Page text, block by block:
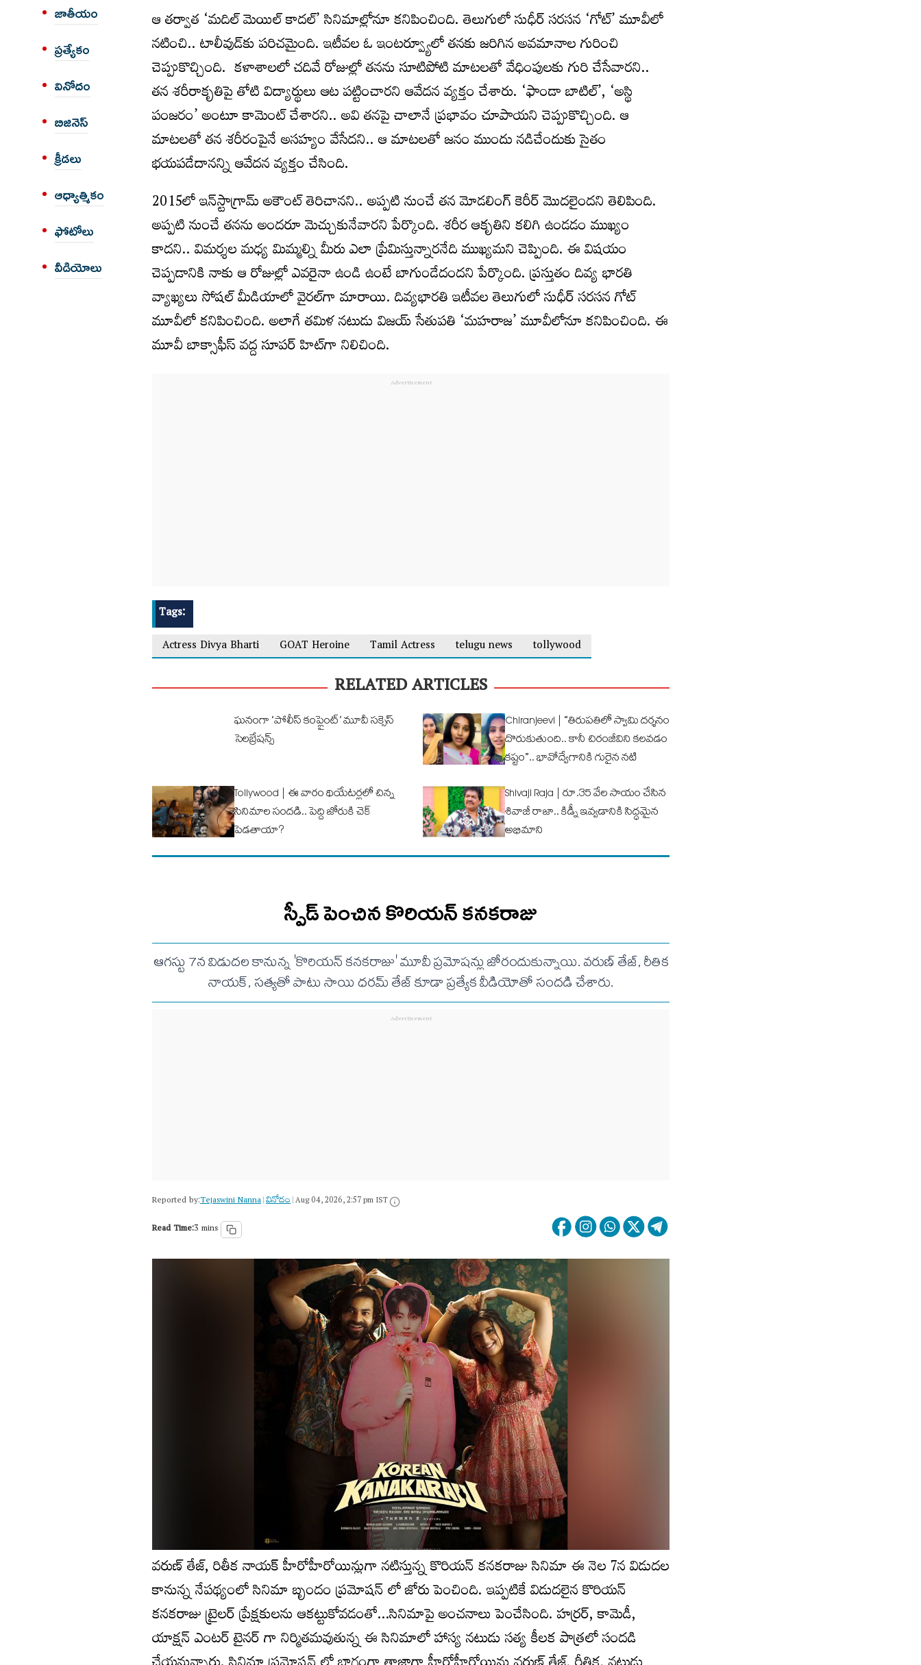
జాతీయం
ప్రత్యేకం
వినోదం
బిజినెస్
క్రీడలు
ఆధ్యాత్మికం
ఫోటోలు
వీడియోలు
ఆ తర్వాత ‘మదిల్ మెయిల్ కాదల్’ సినిమాల్లోనూ కనిపించింది. తెలుగులో సుధీర్‌ సరసన ‘గోట్‌’ మూవీలో
నటించి.. టాలీవుడ్‌కు పరిచమైంది. ఇటీవల ఓ ఇంటర్వ్యూలో తనకు జరిగిన అవమానాల గురించి
చెప్పుకొచ్చింది. కళాశాలలో చదివే రోజుల్లో తనను సూటిపోటి మాటలతో వేధింపులకు గురి చేసేవారని..
తన శరీరాకృతిపై తోటి విద్యార్థులు ఆట పట్టించారని ఆవేదన వ్యక్తం చేశారు. ‘ఫాండా బాటిల్’, ‘అస్థి
పంజరం’ అంటూ కామెంట్‌ చేశారని.. అవి తనపై చాలానే ప్రభావం చూపాయని చెప్పుకొచ్చింది. ఆ
మాటలతో తన శరీరంపైనే అసహ్యం వేసేదని.. ఆ మాటలతో జనం ముందు నడిచేందుకు సైతం
భయపడేదానన్ని ఆవేదన వ్యక్తం చేసింది.
2015లో ఇన్‌స్టాగ్రామ్‌ అకౌంట్‌ తెరిచానని.. అప్పటి నుంచే తన మోడలింగ్‌ కెరీర్‌ మొదలైందని తెలిపింది.
అప్పటి నుంచే తనను అందరూ మెచ్చుకునేవారని పేర్కొంది. శరీర ఆకృతిని కలిగి ఉండడం ముఖ్యం
కాదని.. విమర్శల మధ్య మిమ్మల్ని మీరు ఎలా ప్రేమిస్తున్నారనేది ముఖ్యమని చెప్పింది. ఈ విషయం
చెప్పడానికి నాకు ఆ రోజుల్లో ఎవరైనా ఉండి ఉంటే బాగుండేదందని పేర్కొంది. ప్రస్తుతం దివ్య భారతి
వ్యాఖ్యలు సోషల్‌ మీడియాలో వైరల్‌గా మారాయి. దివ్యభారతి ఇటీవల తెలుగులో సుధీర్‌ సరసన గోట్‌
మూవీలో కనిపించింది. అలాగే తమిళ నటుడు విజయ్‌ సేతుపతి ‘మహరాజ’ మూవీలోనూ కనిపించింది. ఈ
మూవీ బాక్సాఫీస్‌ వద్ద సూపర్‌ హిట్‌గా నిలిచింది.
Tags:
Actress Divya Bharti
GOAT Heroine Tamil Actress telugu news tollywood
RELATED ARTICLES
ఘనంగా ‘పోలీస్ కంప్లైంట్’ మూవీ సక్సెస్
సెలబ్రేషన్స్
Chiranjeevi | “తిరుపతిలో స్వామి దర్శనం
దొరుకుతుంది.. కానీ చిరంజీవిని కలవడం
కష్టం”.. భావోద్వేగానికి గురైన నటి
Tollywood | ఈ వారం థియేటర్లలో చిన్న
సినిమాల సందడి.. పెద్ది జోరుకి చెక్
పెడ‌తాయా?
Shivaji Raja | రూ.35 వేల సాయం చేసిన
శివాజీ రాజా.. కిడ్నీ ఇవ్వడానికి సిద్ధమైన
అభిమాని
స్పీడ్ పెంచిన కొరియన్ కనకరాజు
ఆగస్టు 7న విడుదల కానున్న 'కొరియన్ కనకరాజు' మూవీ ప్రమోషన్లు జోరందుకున్నాయి. వరుణ్ తేజ్, రీతిక
నాయక్, సత్యతో పాటు సాయి ధరమ్ తేజ్ కూడా ప్రత్యేక వీడియోతో సందడి చేశారు.
Reported by:Tejaswini Nanna|వినోదం|Aug 04, 2026, 2:57 pm IST
Read Time:3 mins
వరుణ్ తేజ్, రితీక నాయక్ హీరోహీరోయిన్లుగా నటిస్తున్న కొరియన్ కనకరాజు సినిమా ఈ నెల 7న విడుదల
కానున్న నేపథ్యంలో సినిమా బృందం ప్రమోషన్ లో జోరు పెంచింది. ఇప్పటికే విడుదలైన కొరియన్
కనకరాజు ట్రైలర్ ప్రేక్షకులను ఆకట్టుకోవడంతో…సినిమాపై అంచనాలు పెంచేసింది. హర్రర్, కామెడీ,
యాక్షన్ ఎంటర్ టైనర్ గా నిర్మితమవుతున్న ఈ సినిమాలో హాస్య నటుడు సత్య కీలక పాత్రలో సందడి